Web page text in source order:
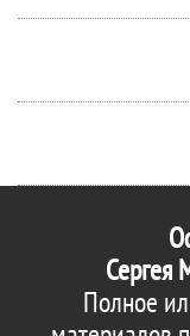
Сергея
Полное